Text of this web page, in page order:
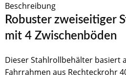
Beschreibung
Robuster zweiseitiger
mit 4 Zwischenböden
Dieser Stahlrollbehälter basiert
Fahrrahmen aus Rechteckrohr